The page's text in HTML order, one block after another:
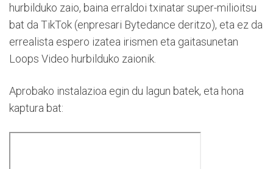
hurbilduko zaio, baina erraldoi txinatar super-milioitsu
bat da TikTok (enpresari Bytedance deritzo), eta ez da
errealista espero izatea irismen eta gaitasunetan
Loops Video hurbilduko zaionik.
Aprobako instalazioa egin du lagun batek, eta hona
kaptura bat: